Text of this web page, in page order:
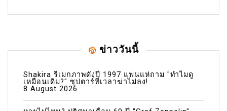
ข่าววันนี้
Shakira รีเมกภาพดังปี 1997 แฟนแห่ถาม "ทำไมดู
เหมือนเดิม?" ซุปตาร์ที่เวลาฆ่าไม่ลง!
8 August 2026